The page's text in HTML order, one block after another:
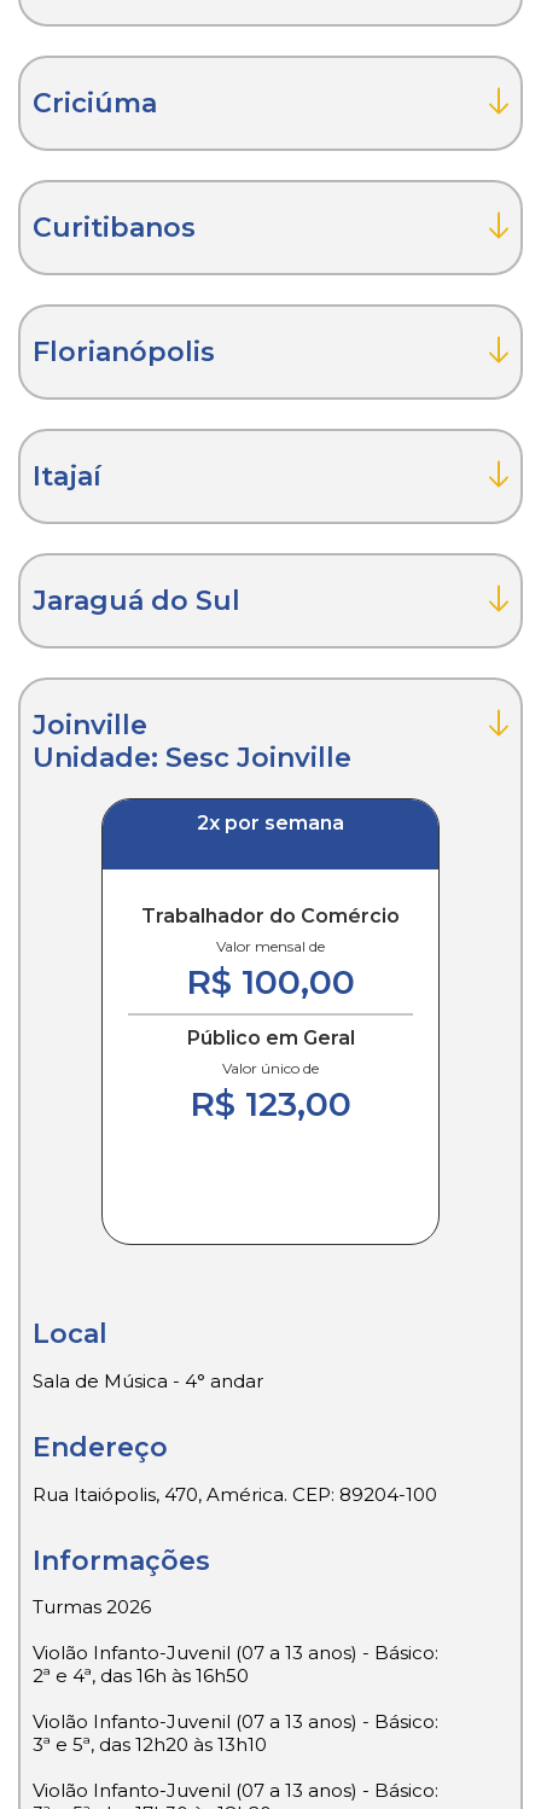
Criciúma
Curitibanos
Florianópolis
Itajaí
Jaraguá do Sul
Joinville
Unidade: Sesc Joinville
2x por semana
Trabalhador do Comércio
Valor mensal de
R$ 100,00
Público em Geral
Valor único de
R$ 123,00
Local
Sala de Música - 4° andar
Endereço
Rua Itaiópolis, 470, América. CEP: 89204-100
Informações
Turmas 2026
Violão Infanto-Juvenil (07 a 13 anos) - Básico:
2ª e 4ª, das 16h às 16h50
Violão Infanto-Juvenil (07 a 13 anos) - Básico:
3ª e 5ª, das 12h20 às 13h10
Violão Infanto-Juvenil (07 a 13 anos) - Básico: